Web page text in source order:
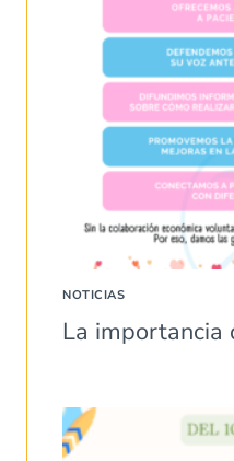
NOTICIAS
La importancia